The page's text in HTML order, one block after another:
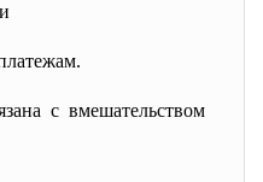
с вмешательством